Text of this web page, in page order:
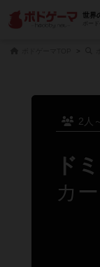
世界
ボー
2人
ド
カ